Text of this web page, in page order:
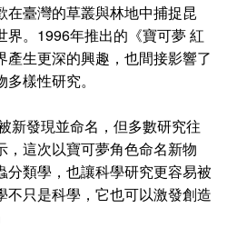
在臺灣的草叢與林地中捕捉昆
界。1996年推出的《寶可夢 紅
產生更深的興趣，也間接影響了
樣性研究。
新發現並命名，但多數研究往
，這次以寶可夢角色命名新物
分類學，也讓科學研究更容易被
不只是科學，它也可以激發創造